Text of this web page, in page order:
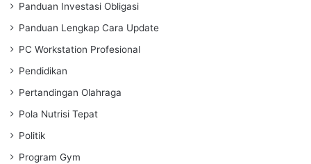
Panduan Investasi Obligasi
Panduan Lengkap Cara Update
PC Workstation Profesional
Pendidikan
Pertandingan Olahraga
Pola Nutrisi Tepat
Politik
Program Gym